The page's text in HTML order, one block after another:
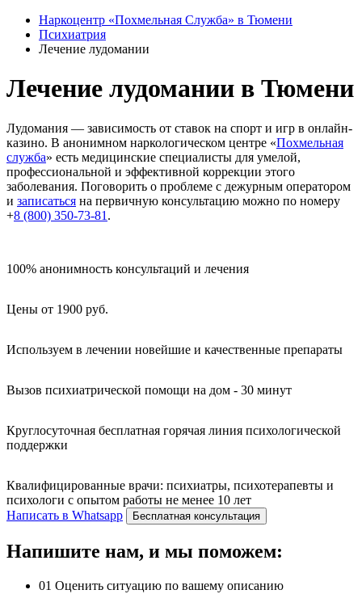
Наркоцентр «Похмельная Служба» в Тюмени
Психиатрия
Лечение лудомании
Лечение лудомании в Тюмени
Лудомания — зависимость от ставок на спорт и игр в онлайн-
казино. В анонимном наркологическом центре «Похмельная
служба» есть медицинские специалисты для умелой,
профессиональной и эффективной коррекции этого
заболевания. Поговорить о проблеме с дежурным оператором
и записаться на первичную консультацию можно по номеру
+8 (800) 350-73-81 .
100% анонимность консультаций и лечения
Цены от 1900 руб.
Используем в лечении новейшие и качественные препараты
Вызов психиатрической помощи на дом - 30 минут
Круглосуточная бесплатная горячая линия психологической
поддержки
Квалифицированные врачи: психиатры, психотерапевты и
психологи с опытом работы не менее 10 лет
Написать в Whatsapp
Бесплатная консультация
Напишите нам, и мы поможем:
01 Оценить ситуацию по вашему описанию